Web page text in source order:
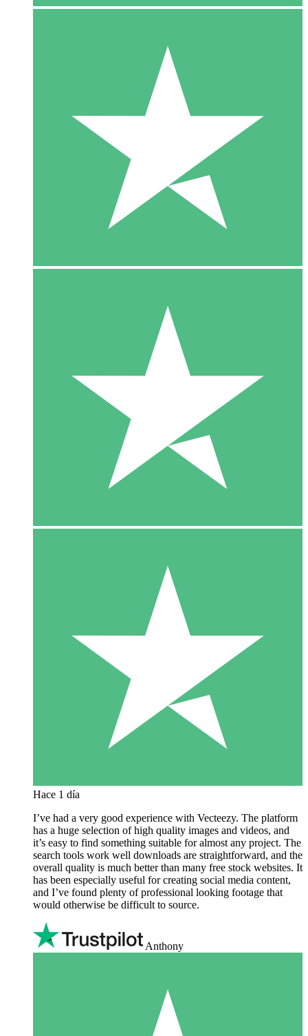
Hace 1 día
I’ve had a very good experience with Vecteezy. The platform
has a huge selection of high quality images and videos, and
it’s easy to find something suitable for almost any project. The
search tools work well downloads are straightforward, and the
overall quality is much better than many free stock websites. It
has been especially useful for creating social media content,
and I’ve found plenty of professional looking footage that
would otherwise be difficult to source.
Anthony